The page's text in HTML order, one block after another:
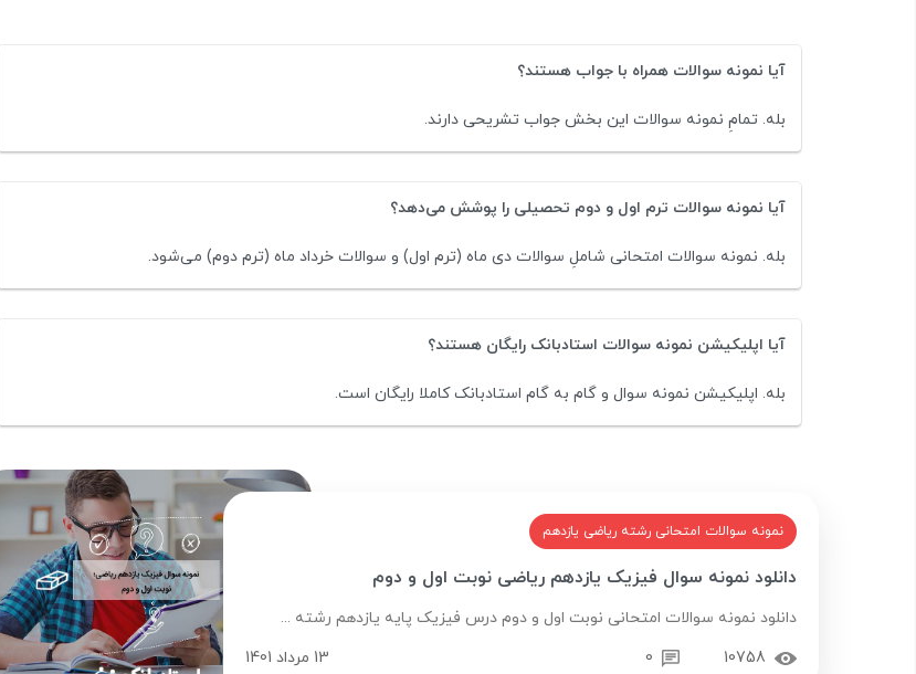
آیا نمونه سوالات همراه با جواب هستند؟
بله. تمامِ نمونه سوالات این بخش جواب تشریحی دارند.
آیا نمونه سوالات ترم اول و دوم تحصیلی را پوشش می‌دهد؟
بله. نمونه سوالات امتحانی شاملِ سوالات دی ماه (ترم اول) و سوالات خرداد ماه (ترم دوم) می‌شود.
آیا اپلیکیشن نمونه سوالات استادبانک رایگان هستند؟
بله. اپلیکیشن نمونه سوال و گام به گام استادبانک کاملا رایگان است.
نمونه سوالات امتحانی رشته ریاضی یازدهم
دانلود نمونه سوال فیزیک یازدهم ریاضی نوبت اول و دوم
دانلود نمونه سوالات امتحانی نوبت اول و دوم درس فیزیک پایه یازدهم رشته ...
10758
0 13 مرداد 1401